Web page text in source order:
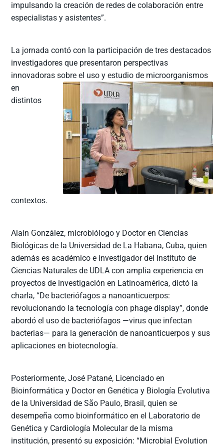
impulsando la creación de redes de colaboración entre
especialistas y asistentes”.
La jornada contó con la participación de tres destacados
investigadores que presentaron perspectivas
innovadoras sobre el uso y estudio de microorganismos
en
distintos
contextos.
Alain González, microbiólogo y Doctor en Ciencias
Biológicas de la Universidad de La Habana, Cuba, quien
además es académico e investigador del Instituto de
Ciencias Naturales de UDLA con amplia experiencia en
proyectos de investigación en Latinoamérica, dictó la
charla, “De bacteriófagos a nanoanticuerpos:
revolucionando la tecnología con phage display”, donde
abordó el uso de bacteriófagos —virus que infectan
bacterias— para la generación de nanoanticuerpos y sus
aplicaciones en biotecnología.
Posteriormente, José Patané, Licenciado en
Bioinformática y Doctor en Genética y Biología Evolutiva
de la Universidad de São Paulo, Brasil, quien se
desempeña como bioinformático en el Laboratorio de
Genética y Cardiología Molecular de la misma
institución, presentó su exposición: “Microbial Evolution